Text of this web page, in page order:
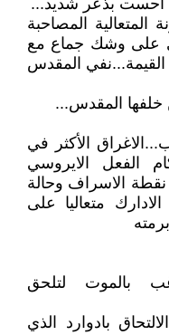
احست بذعر شديد...
المتعالية المصاحبة
على وشك جماع مع
القيمة...نفي المقدس
خلفها المقدس...
الأكثر في
الفعل الايروسي
نقطة الاسراف وحالة
الادارك متعاليا على
بالموت لتلحق
بادوارد الذي